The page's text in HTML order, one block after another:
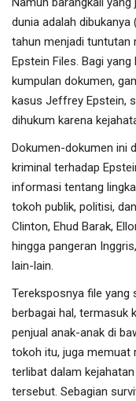
dunia adalah
tahun menjadi tuntutan
Epstein Files. Bagi
kumpulan dokumen,
kasus Jeffrey Epstein,
dihukum karena
Dokumen-dokumen ini
kriminal terhadap
informasi tentang
tokoh publik, politisi,
Clinton, Ehud Barak,
hingga pangeran
lain-lain.
Tereksposnya file yang
berbagai hal, termasuk
penjual anak-anak di
tokoh itu, juga memuat
terlibat dalam
tersebut. Sebagian